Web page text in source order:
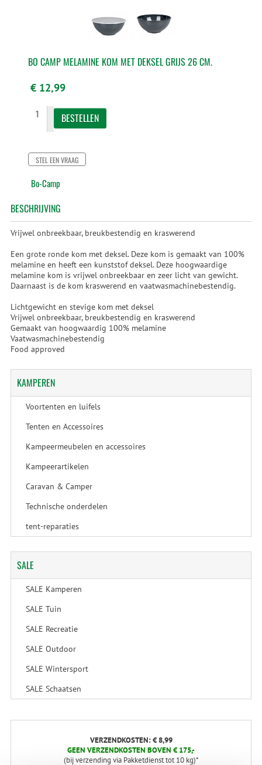
BO CAMP MELAMINE KOM MET DEKSEL GRIJS 26 CM.
€ 12,99
STEL EEN VRAAG
Bo-Camp
BESCHRIJVING
Vrijwel onbreekbaar, breukbestendig en kraswerend
Een grote ronde kom met deksel. Deze kom is gemaakt van 100%
melamine en heeft een kunststof deksel. Deze hoogwaardige
melamine kom is vrijwel onbreekbaar en zeer licht van gewicht.
Daarnaast is de kom kraswerend en vaatwasmachinebestendig.
Lichtgewicht en stevige kom met deksel
Vrijwel onbreekbaar, breukbestendig en kraswerend
Gemaakt van hoogwaardig 100% melamine
Vaatwasmachinebestendig
Food approved
KAMPEREN
Voortenten en luifels
Tenten en Accessoires
Kampeermeubelen en accessoires
Kampeerartikelen
Caravan & Camper
Technische onderdelen
tent-reparaties
SALE
SALE Kamperen
SALE Tuin
SALE Recreatie
SALE Outdoor
SALE Wintersport
SALE Schaatsen
VERZENDKOSTEN: € 8,99
GEEN VERZENDKOSTEN BOVEN € 175,-
(bij verzending via Pakketdienst tot 10 kg)*